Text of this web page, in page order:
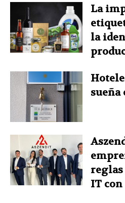
La
la
sueña
IT con